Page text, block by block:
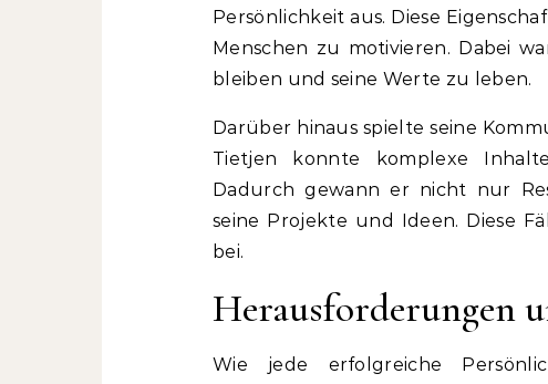
Persönlichkeit aus. Diese
Menschen zu motivieren. Dabei
bleiben und seine Werte zu leben.
Darüber hinaus spielte seine
Tietjen konnte komplexe
Dadurch gewann er nicht nur
seine Projekte und Ideen. Diese
bei.
Herausforderungen
Wie jede erfolgreiche